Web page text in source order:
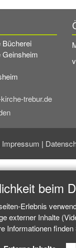
Bücherei
trebur.de
Impressum |
beim
Erlebnis
externer Inhalte
Informationen